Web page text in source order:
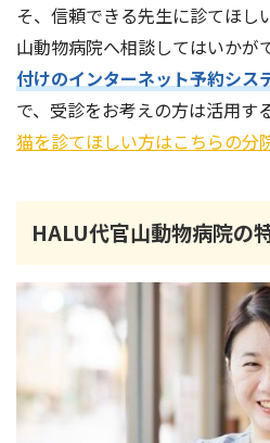
そ、信頼できる先生に診てほし
山動物病院へ相談してはいかが
付けのインターネット予約シス
で、受診をお考えの方は活用す
猫を診てほしい方はこちらの分
HALU代官山動物病院の